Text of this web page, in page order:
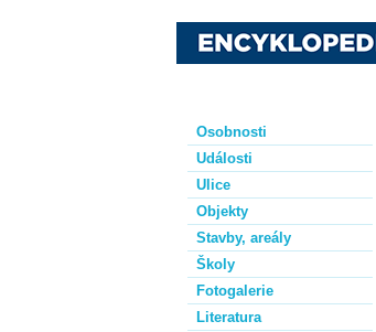
Osobnosti
Události
Ulice
Objekty
Stavby, areály
Školy
Fotogalerie
Literatura